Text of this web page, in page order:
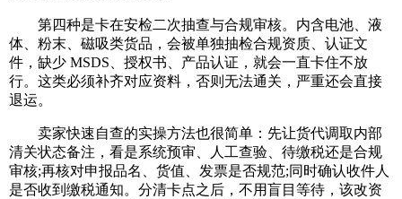
第四种是卡在安检二次抽查与合规审核。内含电池、液
体、粉末、磁吸类货品，会被单独抽检合规资质、认证文
件，缺少 MSDS、授权书、产品认证，就会一直卡住不放
行。这类必须补齐对应资料，否则无法通关，严重还会直接
退运。
卖家快速自查的实操方法也很简单：先让货代调取内部
清关状态备注，看是系统预审、人工查验、待缴税还是合规
审核;再核对申报品名、货值、发票是否规范;同时确认收件人
是否收到缴税通知。分清卡点之后，不用盲目等待，该改资